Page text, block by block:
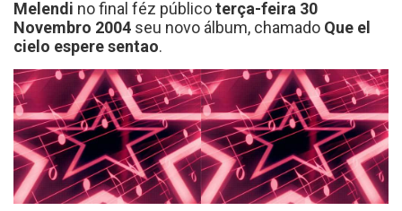
Melendi no final féz públicoterça-feira 30
Novembro 2004 seu novo álbum, chamado Que el
cielo espere sentao.